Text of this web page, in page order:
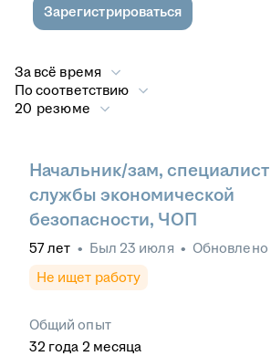
Зарегистрироваться
За всё время
По соответствию
20 резюме
Начальник/зам, специалист
службы экономической
безопасности, ЧОП
57лет • Был 23 июля • Обновлено
Не ищет работу
Общий опыт
32 года 2 месяца